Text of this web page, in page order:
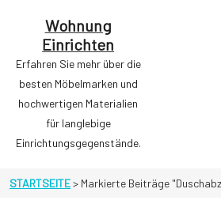
Wohnung
Einrichten
Erfahren Sie mehr über die
besten Möbelmarken und
hochwertigen Materialien
für langlebige
Einrichtungsgegenstände.
STARTSEITE> Markierte Beiträge